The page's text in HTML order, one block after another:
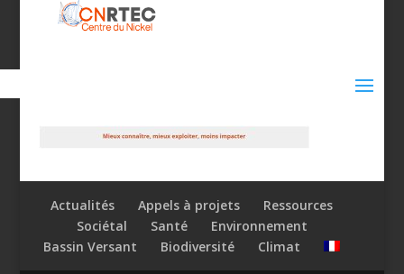
Actualités Appels à projets
Ressources
Sociétal
Santé
Environnement
Bassin Versant
Biodiversité Climat